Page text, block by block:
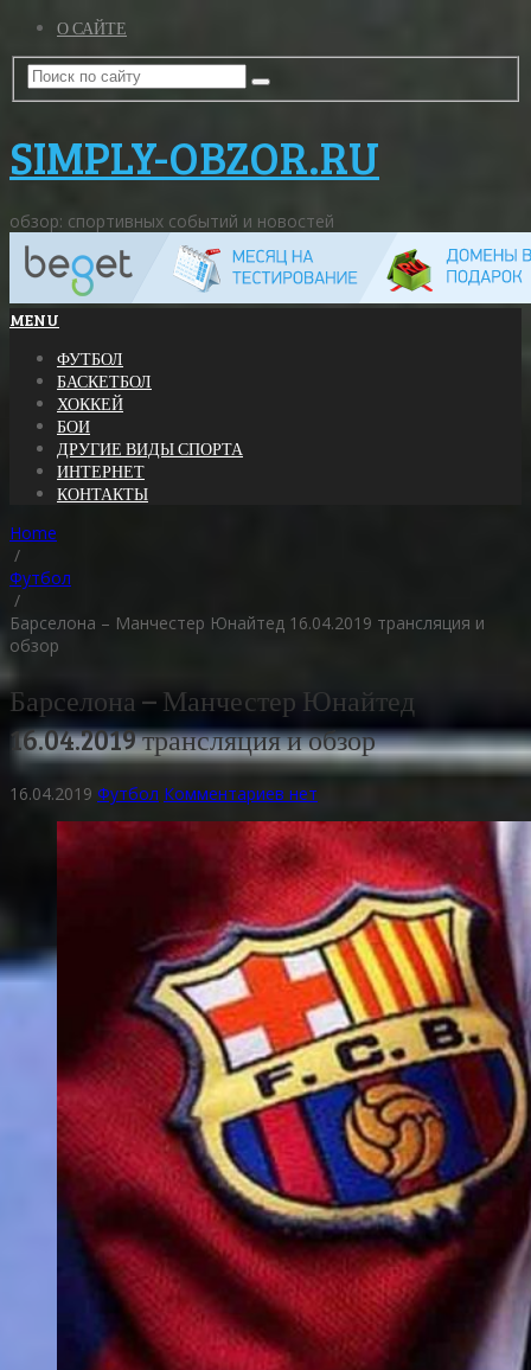
О САЙТЕ
SIMPLY-OBZOR.RU
обзор: спортивных событий и новостей
MENU
ФУТБОЛ
БАСКЕТБОЛ
ХОККЕЙ
БОИ
ДРУГИЕ ВИДЫ СПОРТА
ИНТЕРНЕТ
КОНТАКТЫ
Home
/
Футбол
/
Барселона – Манчестер Юнайтед 16.04.2019 трансляция и
обзор
Барселона – Манчестер Юнайтед
16.04.2019 трансляция и обзор
16.04.2019 Футбол Комментариев нет